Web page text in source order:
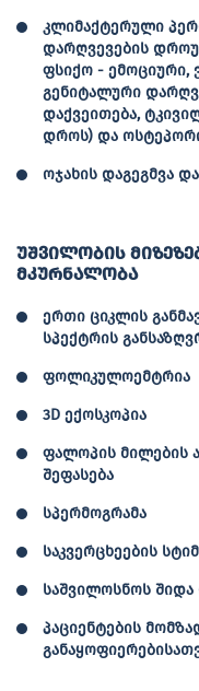
კლიმაქტერული
დარღვევების
ფსიქო - ემოციური,
გენიტალური
დაქვეითება,
დროს) და
ოჯახის დაგეგმვა
უშვილობის
მკურნალობა
ერთი ციკლის
სპექტრის
ფოლიკულოემტრია
3D ექოსკოპია
ფალოპის მილების
შეფასება
სპერმოგრამა
საკვერცხეების
საშვილოსნოს შიდა
პაციენტების